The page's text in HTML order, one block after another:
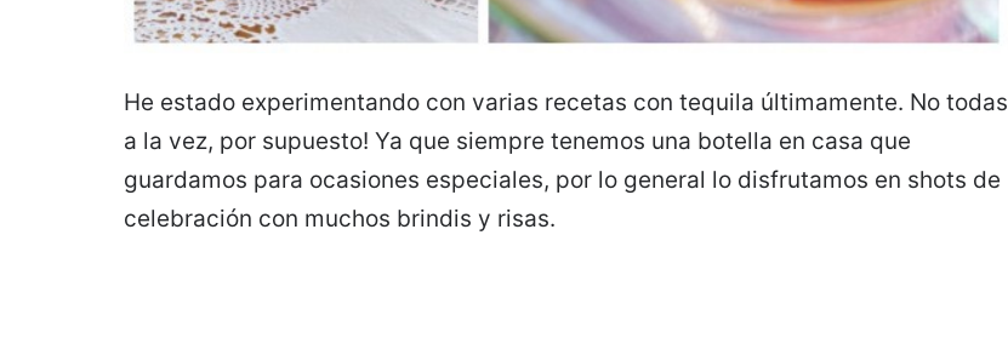
He estado experimentando con varias recetas con tequila últimamente. No todas
a la vez, por supuesto! Ya que siempre tenemos una botella en casa que
guardamos para ocasiones especiales, por lo general lo disfrutamos en shots de
celebración con muchos brindis y risas.